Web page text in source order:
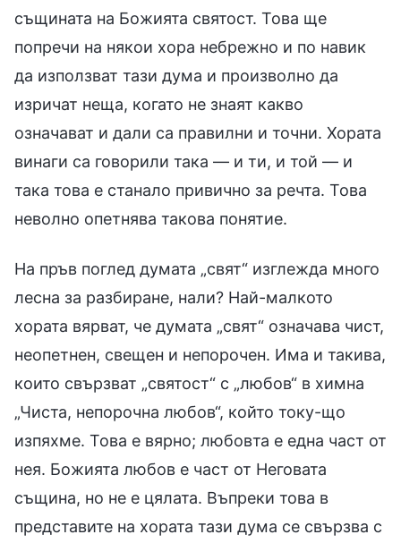
същината на Божията святост. Това ще
попречи на някои хора небрежно и по навик
да използват тази дума и произволно да
изричат неща, когато не знаят какво
означават и дали са правилни и точни. Хората
винаги са говорили така — и ти, и той — и
така това е станало привично за речта. Това
неволно опетнява такова понятие.
На пръв поглед думата „свят“ изглежда много
лесна за разбиране, нали? Най-малкото
хората вярват, че думата „свят“ означава чист,
неопетнен, свещен и непорочен. Има и такива,
които свързват „святост“ с „любов“ в химна
„Чиста, непорочна любов“, който току-що
изпяхме. Това е вярно; любовта е една част от
нея. Божията любов е част от Неговата
същина, но не е цялата. Въпреки това в
представите на хората тази дума се свързва с